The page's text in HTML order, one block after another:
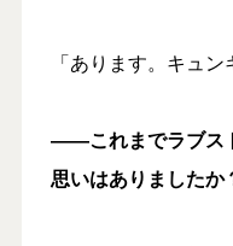
「あります。キュ
――これまでラブス
思いはありましたか